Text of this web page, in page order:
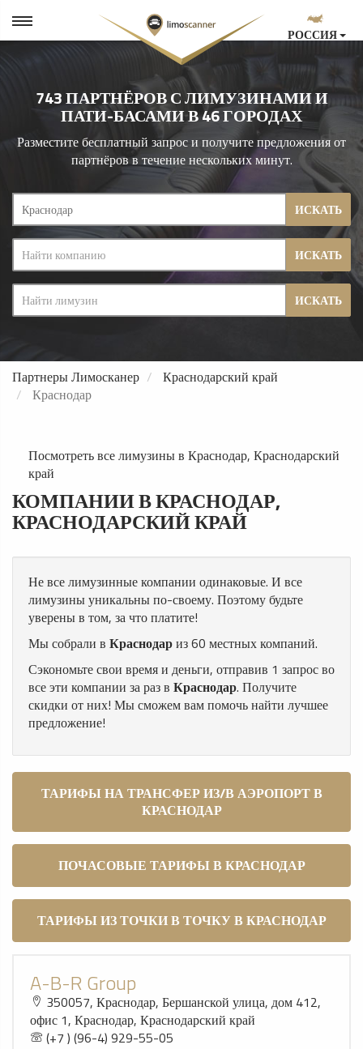
РОССИЯ
743 ПАРТНЁРОВ С ЛИМУЗИНАМИ И
ПАТИ-БАСАМИ В 46 ГОРОДАХ
Разместите бесплатный запрос и получите предложения от
партнёров в течение нескольких минут.
ИСКАТЬ
ИСКАТЬ
ИСКАТЬ
Партнеры Лимосканер
Краснодарский край
Краснодар
Посмотреть все лимузины в Краснодар, Краснодарский
край
КОМПАНИИ В КРАСНОДАР,
КРАСНОДАРСКИЙ КРАЙ
Не все лимузинные компании одинаковые. И все
лимузины уникальны по-своему. Поэтому будьте
уверены в том, за что платите!
Мы собрали в Краснодариз 60 местных компаний.
Сэкономьте свои время и деньги, отправив 1 запрос во
все эти компании за раз в Краснодар. Получите
скидки от них! Мы сможем вам помочь найти лучшее
предложение!
ТАРИФЫ НА ТРАНСФЕР ИЗ/В АЭРОПОРТ В
КРАСНОДАР
ПОЧАСОВЫЕ ТАРИФЫ В КРАСНОДАР
ТАРИФЫ ИЗ ТОЧКИ В ТОЧКУ В КРАСНОДАР
A-B-R Group
350057, Краснодар, Бершанской улица, дом 412,
офис 1, Краснодар, Краснодарский край
(+7 ) (96-4) 929-55-05